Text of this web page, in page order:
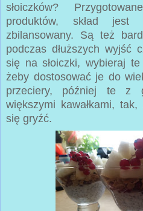
słoiczków?
produktów, skład jest
zbilansowany. Są też
podczas dłuższych wyjść
się na słoiczki, wybieraj
żeby dostosować je do
przeciery, później te z
większymi kawałkami,
się gryźć.